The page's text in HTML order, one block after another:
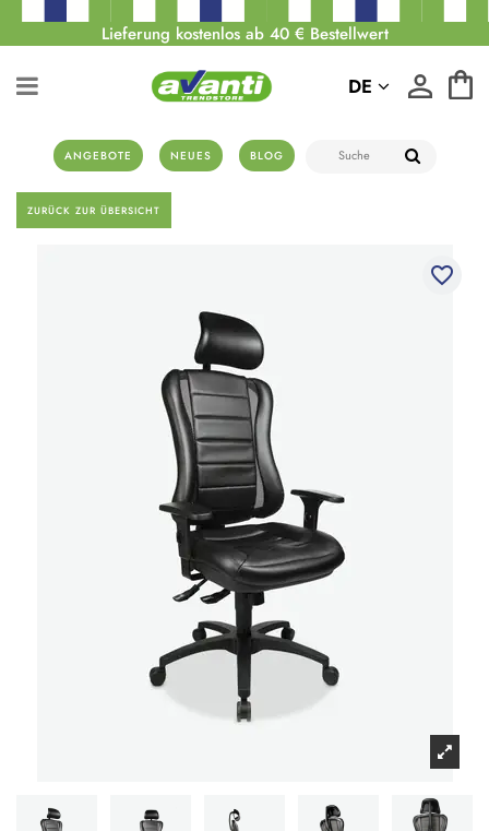
Lieferung kostenlos ab 40 € Bestellwert
ANGEBOTE NEUES BLOG
DE
ZURÜCK ZUR ÜBERSICHT
favorite_border